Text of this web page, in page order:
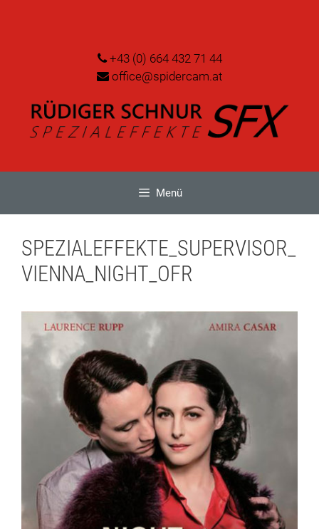
+43 (0) 664 432 71 44
office@spidercam.at
Menü
SPEZIALEFFEKTE_SUPERVISOR_
VIENNA_NIGHT_OFR